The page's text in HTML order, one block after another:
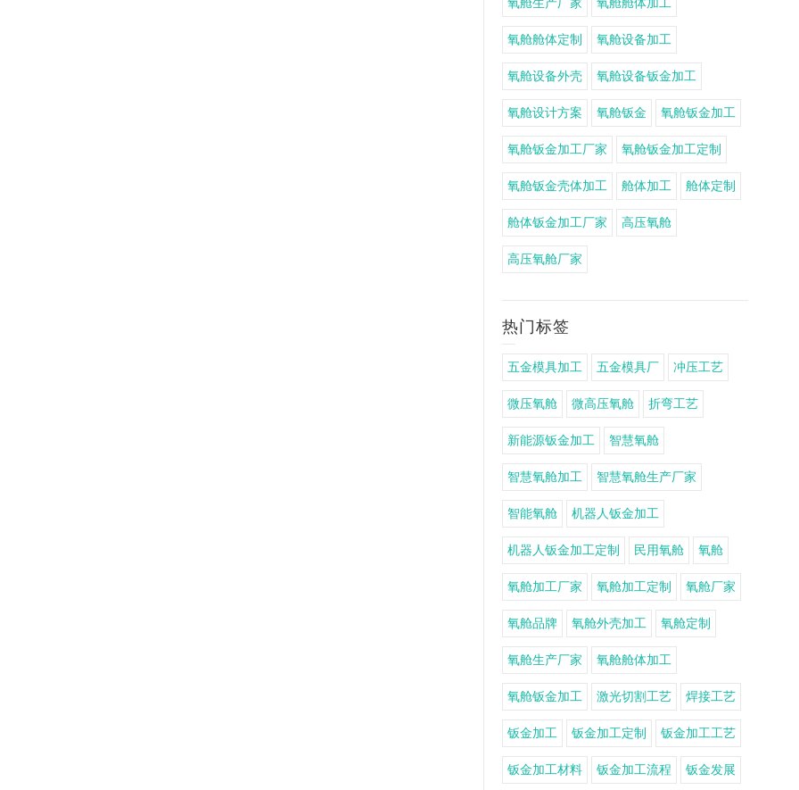
氧舱生产厂家 氧舱舱体加工
氧舱舱体定制 氧舱设备加工
氧舱设备外壳 氧舱设备钣金加工
氧舱设计方案 氧舱钣金 氧舱钣金加工
氧舱钣金加工厂家 氧舱钣金加工定制
氧舱钣金壳体加工 舱体加工 舱体定制
舱体钣金加工厂家 高压氧舱
高压氧舱厂家
热门标签
五金模具加工 五金模具厂 冲压工艺
微压氧舱 微高压氧舱 折弯工艺
新能源钣金加工 智慧氧舱
智慧氧舱加工 智慧氧舱生产厂家
智能氧舱 机器人钣金加工
机器人钣金加工定制 民用氧舱 氧舱
氧舱加工厂家 氧舱加工定制 氧舱厂家
氧舱品牌 氧舱外壳加工 氧舱定制
氧舱生产厂家 氧舱舱体加工
氧舱钣金加工 激光切割工艺 焊接工艺
钣金加工 钣金加工定制 钣金加工工艺
钣金加工材料 钣金加工流程 钣金发展